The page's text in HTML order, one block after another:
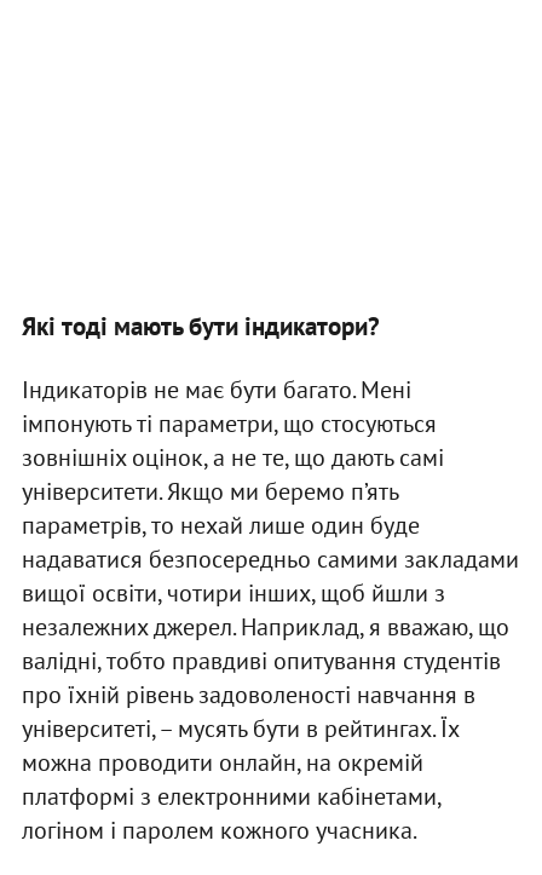
Які тоді мають бути індикатори?
Індикаторів не має бути багато. Мені
імпонують ті параметри, що стосуються
зовнішніх оцінок, а не те, що дають самі
університети. Якщо ми беремо п’ять
параметрів, то нехай лише один буде
надаватися безпосередньо самими закладами
вищої освіти, чотири інших, щоб йшли з
незалежних джерел. Наприклад, я вважаю, що
валідні, тобто правдиві опитування студентів
про їхній рівень задоволеності навчання в
університеті, – мусять бути в рейтингах. Їх
можна проводити онлайн, на окремій
платформі з електронними кабінетами,
логіном і паролем кожного учасника.